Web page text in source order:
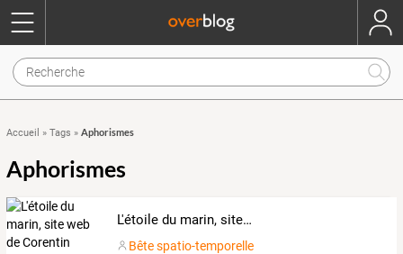
Accueil » Tags » Aphorismes
Aphorismes
L'étoile du marin, site web de Corentin CHAROUSSET
Bête spatio-temporelle